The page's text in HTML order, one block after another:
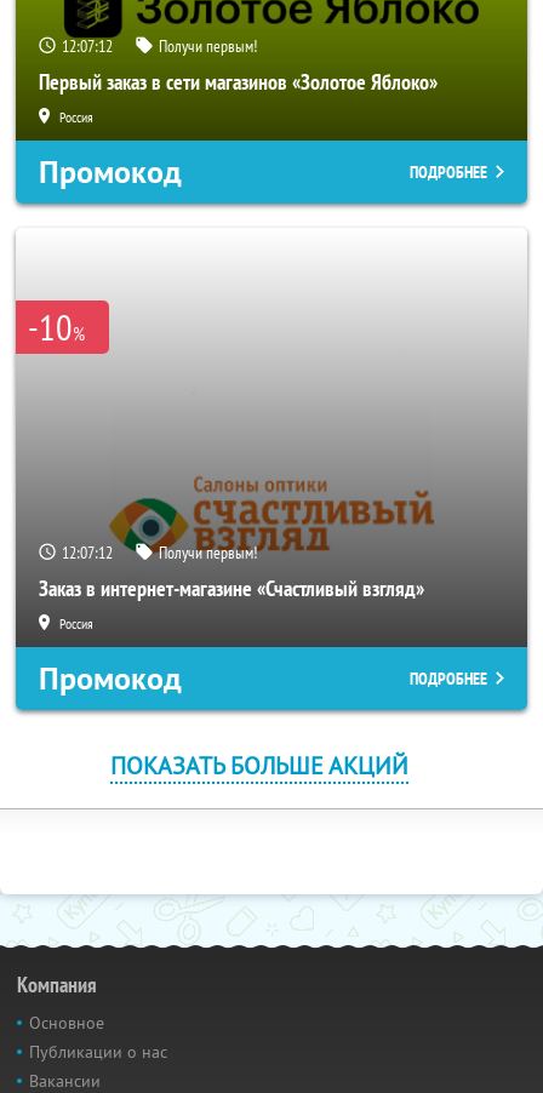
12:07:11 Получи первым!
Первый заказ в сети магазинов «Золотое Яблоко»
Россия
Промокод ПОДРОБНЕЕ
-10%
12:07:11 Получи первым!
Заказ в интернет-магазине «Счастливый взгляд»
Россия
Промокод ПОДРОБНЕЕ
ПОКАЗАТЬ БОЛЬШЕ АКЦИЙ
Компания
Основное
Публикации о нас
Вакансии